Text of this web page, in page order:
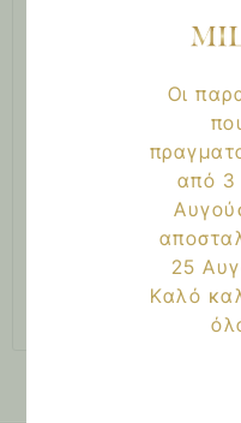
Subscribe to our
Τα προσωπικά σας δεδομένα
υποστήριξη της εμπειρίας
διαχείριση της πρόσβασης
σκοπούς που
Εγγραφή
Οι
από 3
25
Καλό